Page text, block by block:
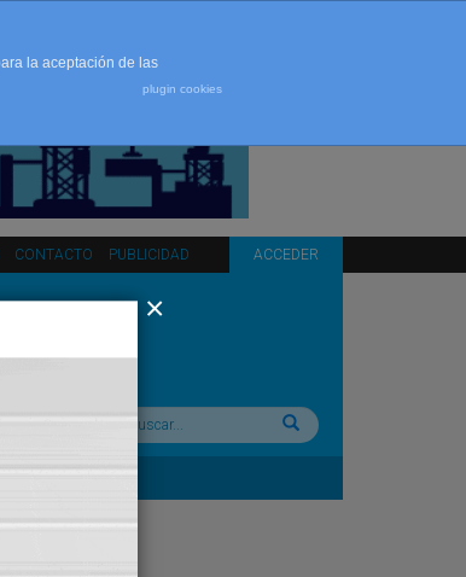
CONTACTO PUBLICIDAD ACCEDER
Buscar:
la aceptación de las
plugin cookies